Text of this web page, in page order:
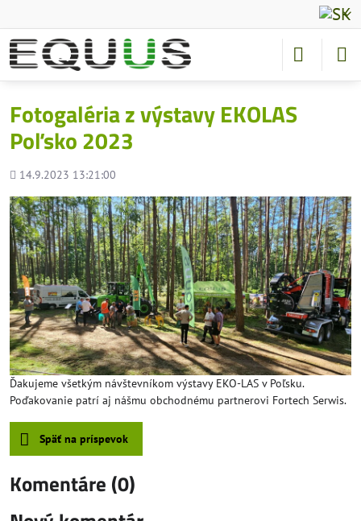
Fotogaléria z výstavy EKOLAS
Poľsko 2023
Pridané
14.9.2023 13:21:00
Ďakujeme všetkým návštevníkom výstavy EKO-LAS v Poľsku.
Poďakovanie patrí aj nášmu obchodnému partnerovi Fortech Serwis.
Späť na príspevok
Komentáre (0)